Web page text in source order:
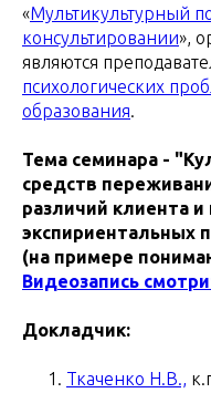
«Мультикультурный
консультировании»,
являются
психологических
образования.
Тема семинара -
средств
различий клиента и
экспириентальных
(на примере
Видеозапись
Докладчик:
Ткаченко Н.В.,